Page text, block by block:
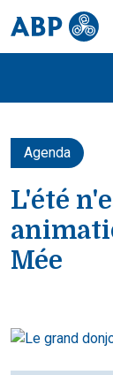
Agenda
L'été
Mée